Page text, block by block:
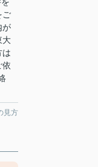
ご
が
大
は
依
見方